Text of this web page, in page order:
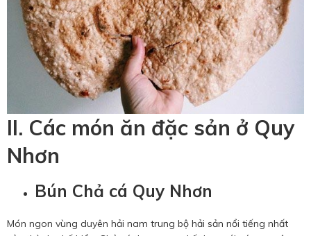
II. Các món ăn đặc sản ở Quy
Nhơn
Bún Chả cá Quy Nhơn
Món ngon vùng duyên hải nam trung bộ hải sản nổi tiếng nhất